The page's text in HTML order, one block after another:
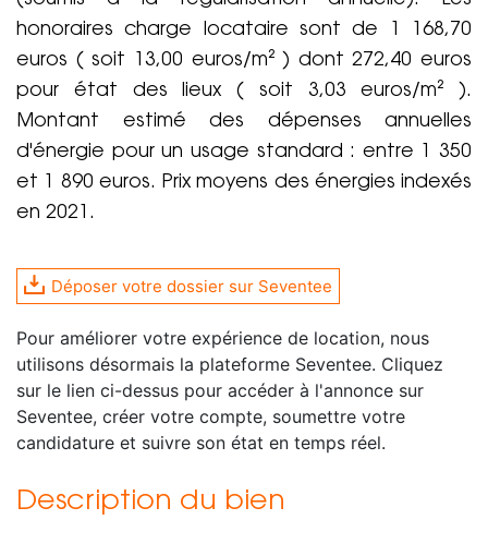
honoraires charge locataire sont de 1 168,70
euros ( soit 13,00 euros/m² ) dont 272,40 euros
pour état des lieux ( soit 3,03 euros/m² ).
Montant estimé des dépenses annuelles
d'énergie pour un usage standard : entre 1 350
et 1 890 euros. Prix moyens des énergies indexés
en 2021.
Déposer votre dossier sur Seventee
Pour améliorer votre expérience de location, nous
utilisons désormais la plateforme Seventee. Cliquez
sur le lien ci-dessus pour accéder à l'annonce sur
Seventee, créer votre compte, soumettre votre
candidature et suivre son état en temps réel.
Description du bien